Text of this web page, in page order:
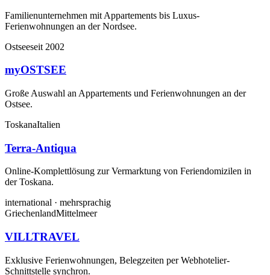
Familienunternehmen mit Appartements bis Luxus-
Ferienwohnungen an der Nordsee.
Ostseeseit 2002
myOSTSEE
Große Auswahl an Appartements und Ferienwohnungen an der
Ostsee.
ToskanaItalien
Terra-Antiqua
Online-Komplettlösung zur Vermarktung von Feriendomizilen in
der Toskana.
international · mehrsprachig
GriechenlandMittelmeer
VILLTRAVEL
Exklusive Ferienwohnungen, Belegzeiten per Webhotelier-
Schnittstelle synchron.